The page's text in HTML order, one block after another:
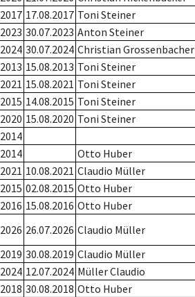
17.08.2017 Toni Steiner
30.07.2023 Anton Steiner
30.07.2024 Christian Grossenbacher
15.08.2013 Toni Steiner
15.08.2021 Toni Steiner
14.08.2015 Toni Steiner
15.08.2020 Toni Steiner
Otto Huber
10.08.2021 Claudio Müller
02.08.2015 Otto Huber
15.08.2016 Otto Huber
26.07.2026 Claudio Müller
30.08.2019 Claudio Müller
12.07.2024 Müller Claudio
30.08.2018 Otto Huber